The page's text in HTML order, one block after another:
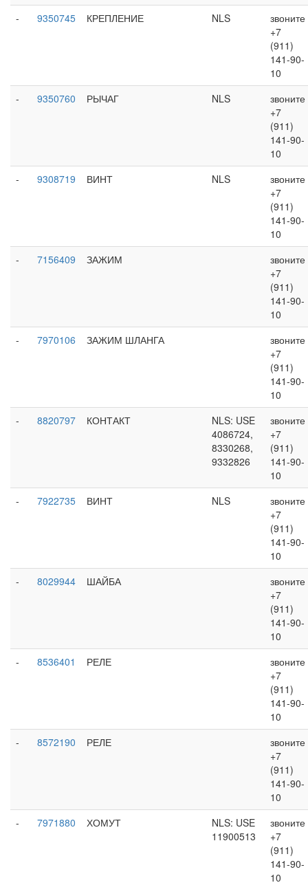
-
9350745 КРЕПЛЕНИЕ NLS
звоните
+7
(911)
141-90-
10
-
9350760 РЫЧАГ NLS
звоните
+7
(911)
141-90-
10
-
9308719 ВИНТ NLS
звоните
+7
(911)
141-90-
10
-
7156409 ЗАЖИМ
звоните
+7
(911)
141-90-
10
-
7970106 ЗАЖИМ ШЛАНГА
звоните
+7
(911)
141-90-
10
-
8820797 КОНТАКТ
NLS: USE
4086724,
8330268,
9332826
звоните
+7
(911)
141-90-
10
-
7922735 ВИНТ NLS
звоните
+7
(911)
141-90-
10
-
8029944 ШАЙБА
звоните
+7
(911)
141-90-
10
-
8536401 РЕЛЕ
звоните
+7
(911)
141-90-
10
-
8572190 РЕЛЕ
звоните
+7
(911)
141-90-
10
-
7971880 ХОМУТ
NLS: USE
11900513
звоните
+7
(911)
141-90-
10